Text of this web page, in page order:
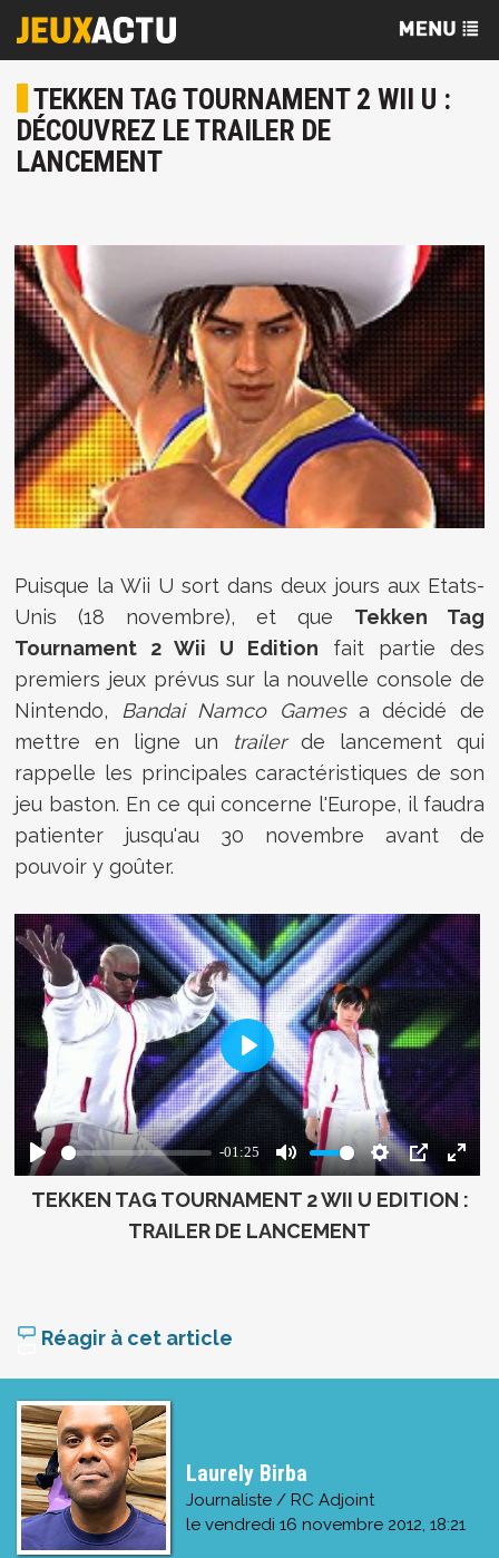
TEKKEN TAG TOURNAMENT 2 WII U :
DÉCOUVREZ LE TRAILER DE
LANCEMENT
Puisque la Wii U sort dans deux jours aux Etats-
Unis (18 novembre), et que Tekken Tag
Tournament 2 Wii U Edition fait partie des
premiers jeux prévus sur la nouvelle console de
Nintendo,
Bandai Namco Gamesa décidé de
mettre en ligne un trailerde lancement qui
rappelle les principales caractéristiques de son
jeu baston. En ce qui concerne l'Europe, il faudra
patienter jusqu'au 30 novembre avant de
pouvoir y goûter.
TEKKEN TAG TOURNAMENT 2 WII U EDITION :
TRAILER DE LANCEMENT
Réagir à cet article
Laurely Birba
Journaliste / RC Adjoint
le vendredi 16 novembre 2012, 18:21